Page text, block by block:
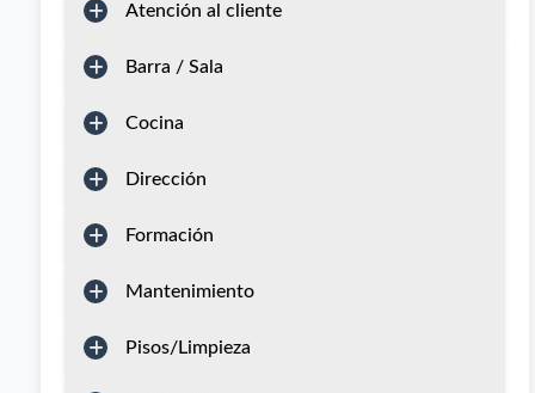
Atención al cliente
Barra / Sala
Cocina
Dirección
Formación
Mantenimiento
Pisos/Limpieza